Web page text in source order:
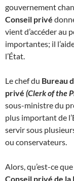
gouvernement
Conseil privé
vient d’accéder au
importantes; il
l’État.
Le chef du Bureau
privé (Clerk of the
sous-ministre du
plus important de
servir sous
ou conservateurs.
Alors, qu’est-ce
Conseil privé de la